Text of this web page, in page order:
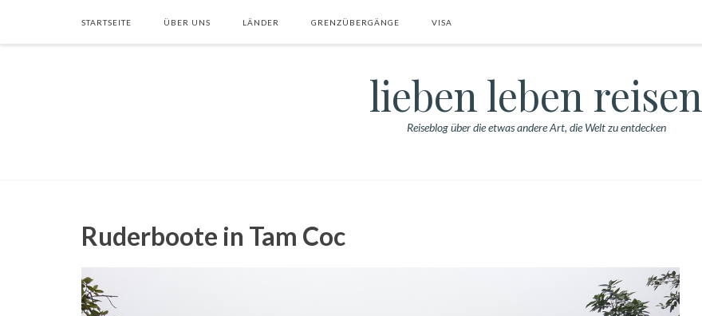
STARTSEITE ÜBER UNS LÄNDER GRENZÜBERGÄNGE VISA
lieben leben reisen
Reiseblog über die etwas andere Art, die Welt zu entdecken
Ruderboote in Tam Coc